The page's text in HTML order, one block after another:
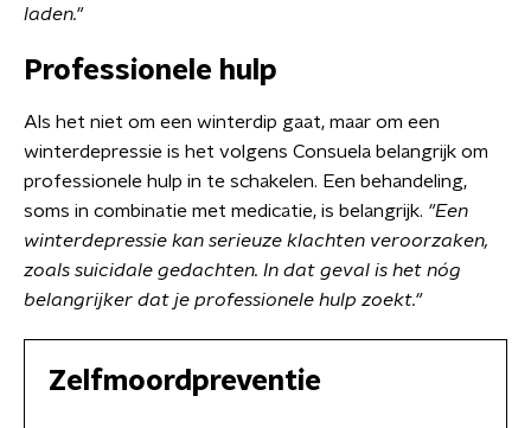
laden."
Professionele hulp
Als het niet om een winterdip gaat, maar om een
winterdepressie is het volgens Consuela belangrijk om
professionele hulp in te schakelen. Een behandeling,
soms in combinatie met medicatie, is belangrijk. "Een
winterdepressie kan serieuze klachten veroorzaken,
zoals suicidale gedachten. In dat geval is het nóg
belangrijker dat je professionele hulp zoekt."
Zelfmoordpreventie